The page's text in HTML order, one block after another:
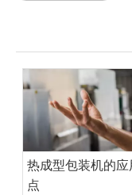
热成型包装机的
点